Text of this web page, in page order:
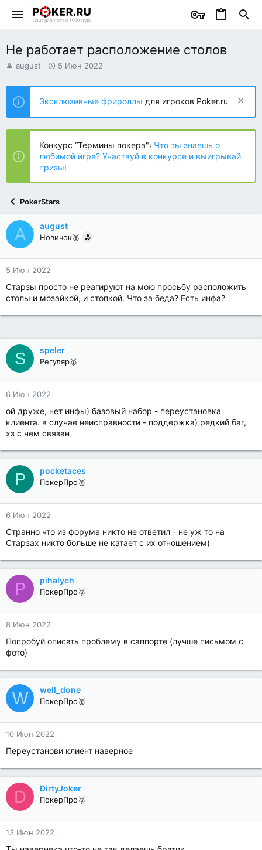
Не работает расположение столов
А
т
о
р
т
е
ы
august
Д
т
н
а
ч
л
а
5 Июн 2022
Эксклюзивные фрироллы для игроков Poker.ru
Конкурс “Термины покера": Что ты знаешь о
любимой игре? Участвуй в конкурсе и выигрывай
призы!
PokerStars
A august
Новичок🥈
5 Июн 2022
Старзы просто не реагируют на мою просьбу расположить
столы и мозайкой, и стопкой. Что за беда? Есть инфа?
S speler
Регуляр🥇
6 Июн 2022
ой друже, нет инфы) базовый набор - переустановка
клиента. в случае неисправности - поддержка) редкий баг,
хз с чем связан
P pocketaces
ПокерПро🥈
6 Июн 2022
Странно что из форума никто не ответил - не уж то на
Старзах никто больше не катает с их отношением)
P pihalych
ПокерПро🥈
8 Июн 2022
Попробуй описать проблему в саппорте (лучше письмом с
фото)
W well_done
ПокерПро🥈
10 Июн 2022
Переустанови клиент наверное
D DirtyJoker
ПокерПро🥈
13 Июн 2022